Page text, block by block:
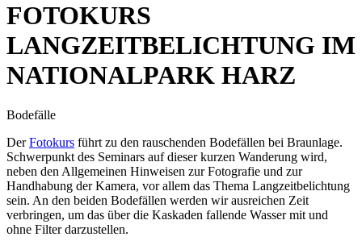
FOTOKURS
LANGZEITBELICHTUNG IM
NATIONALPARK HARZ
Bodefälle
DerFotokurs führt zu den rauschenden Bodefällen bei Braunlage.
Schwerpunkt des Seminars auf dieser kurzen Wanderung wird,
neben den Allgemeinen Hinweisen zur Fotografie und zur
Handhabung der Kamera, vor allem das Thema Langzeitbelichtung
sein. An den beiden Bodefällen werden wir ausreichen Zeit
verbringen, um das über die Kaskaden fallende Wasser mit und
ohne Filter darzustellen.